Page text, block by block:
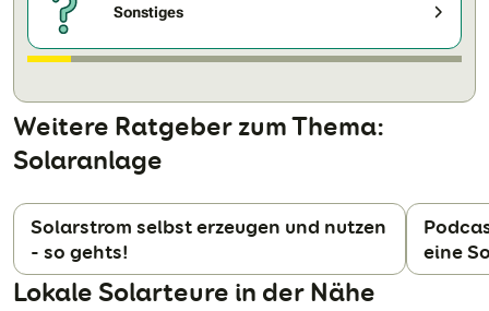
Sonstiges
Weitere Ratgeber zum Thema:
Solaranlage
Solarstrom selbst erzeugen und nutzen
- so gehts!
eine
Lokale Solarteure in der Nähe